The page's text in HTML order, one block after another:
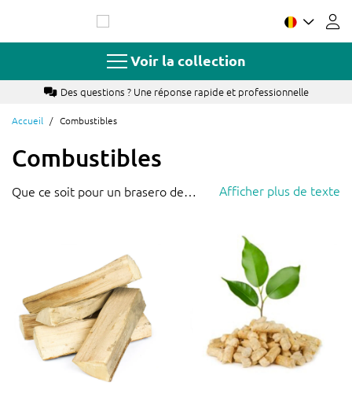
contenu
Voir la collection
Des questions ? Une réponse rapide et professionnelle
Accueil Combustibles
Combustibles
Que ce soit pour un brasero de
combustibles :
Granulés/pellets de bois
combustible biologique très efficace
qui est devenu très populaire ces
dernières années
Bûches de boisde hêtre
Afficher plus de texte